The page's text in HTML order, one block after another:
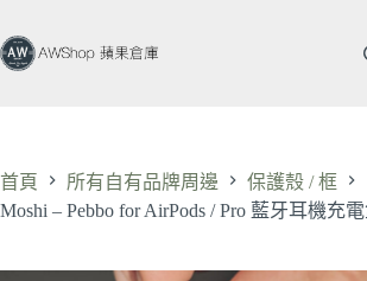
至
主
首頁 所有自有品牌周邊
保護殼 / 框
Moshi – Pebbo for AirPods / Pro 藍牙耳機充